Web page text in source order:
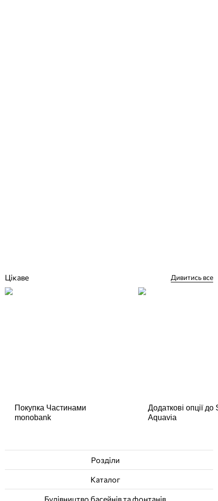
Цікаве Дивитись все
Покупка Частинами
monobank
Додаткові опції
Aquavia
Розділи
Каталог
Будівництво басейнів та фонтанів